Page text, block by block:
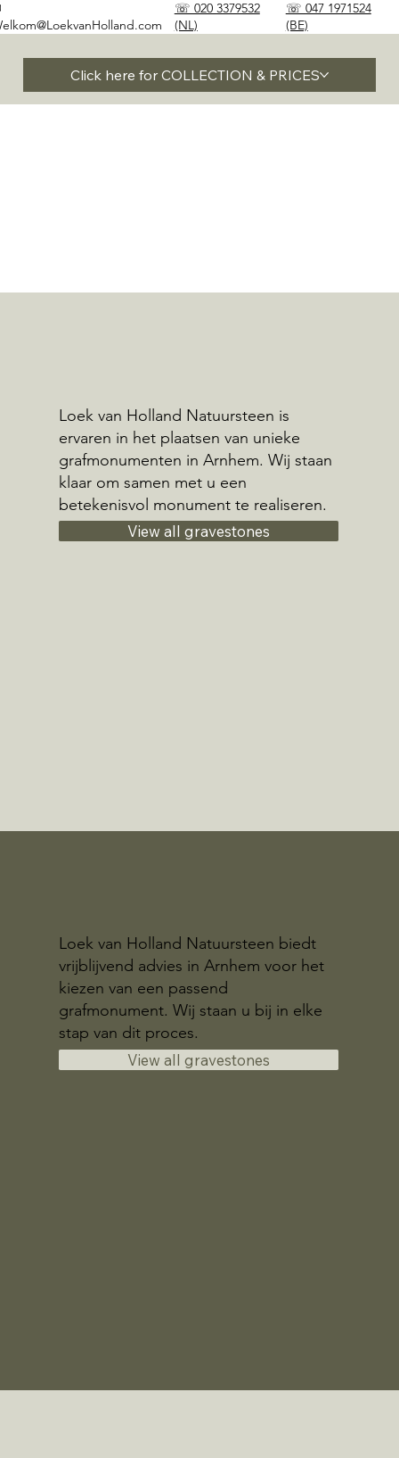
☏ 020 3379532
(NL)
☏ 047 1971524
(BE)
Click here for COLLECTION & PRICES
Loek van Holland Natuursteen is
ervaren in het plaatsen van unieke
grafmonumenten in Arnhem. Wij staan
klaar om samen met u een
betekenisvol monument te realiseren.
View all gravestones
Loek van Holland Natuursteen biedt
vrijblijvend advies in Arnhem voor het
kiezen van een passend
grafmonument. Wij staan u bij in elke
stap van dit proces.
View all gravestones